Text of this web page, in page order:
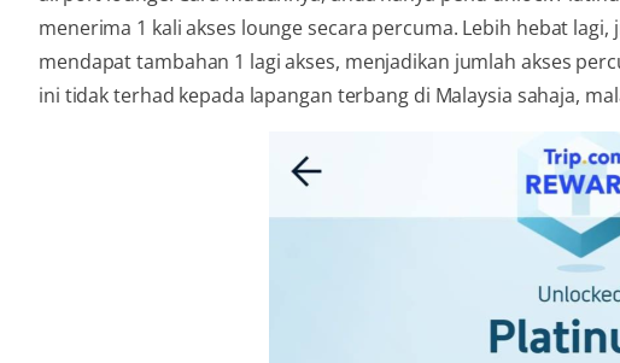
menerima 1 kali akses lounge secara percuma. Lebih hebat
mendapat tambahan 1 lagi akses, menjadikan jumlah akses
ini tidak terhad kepada lapangan terbang di Malaysia sahaja,